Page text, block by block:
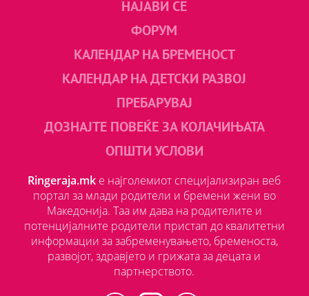
НАЈАВИ СЕ
ФОРУМ
КАЛЕНДАР НА БРЕМЕНОСТ
КАЛЕНДАР НА ДЕТСКИ РАЗВОЈ
ПРЕБАРУВАЈ
ДОЗНАЈТЕ ПОВЕЌЕ ЗА КОЛАЧИЊАТА
ОПШТИ УСЛОВИ
Ringeraja.mk е најголемиот специјализиран веб
портал за млади родители и бремени жени во
Македонија. Таа им дава на родителите и
потенцијалните родители пристап до квалитетни
информации за забременувањето, бременоста,
развојот, здравјето и грижата за децата и
партнерството.